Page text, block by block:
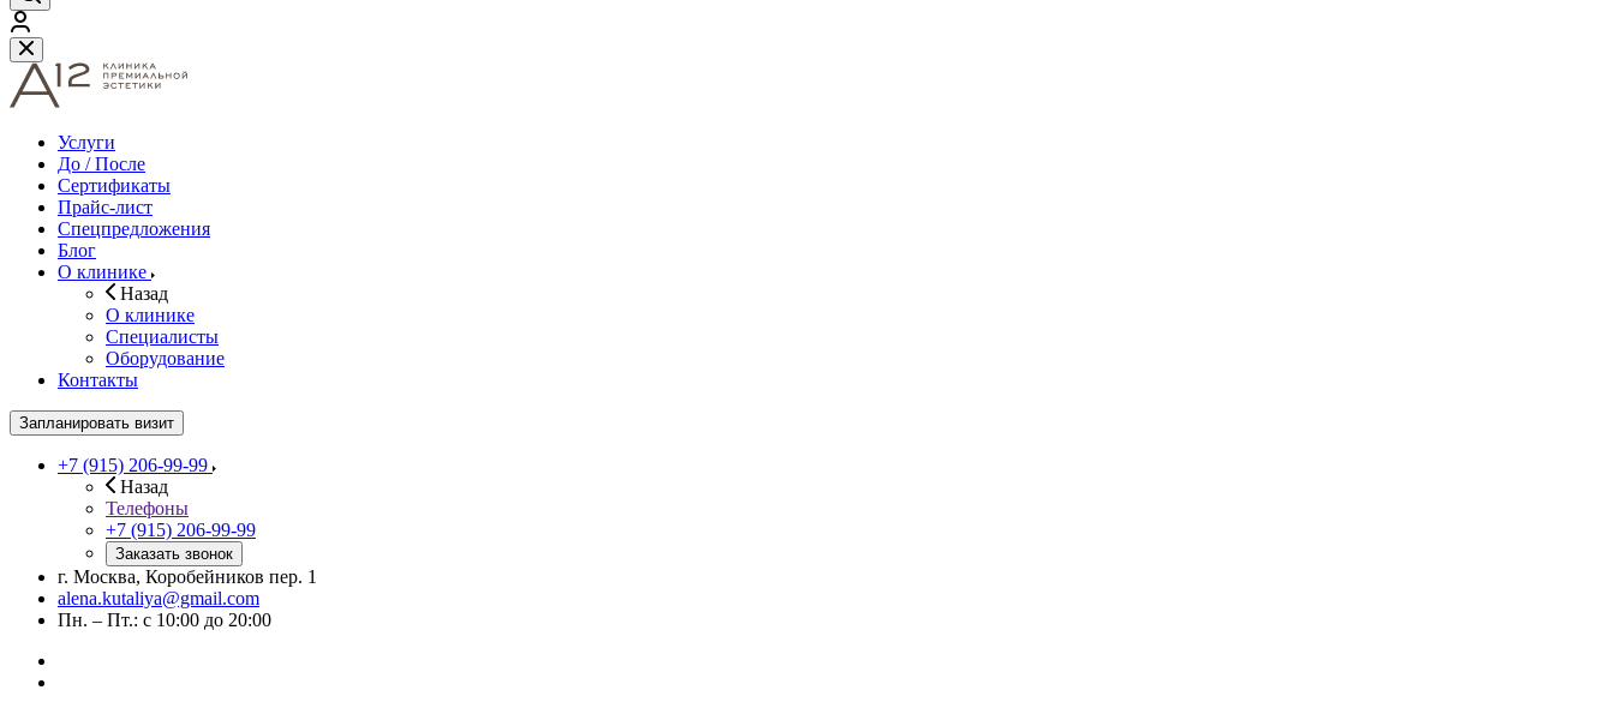
Услуги
До / После
Сертификаты
Прайс-лист
Спецпредложения
Блог
О клинике
Назад
О клинике
Специалисты
Оборудование
Контакты
Запланировать визит
+7 (915) 206-99-99
Назад
Телефоны
+7 (915) 206-99-99
Заказать звонок
г. Москва, Коробейников пер. 1
alena.kutaliya@gmail.com
Пн. – Пт.: с 10:00 до 20:00